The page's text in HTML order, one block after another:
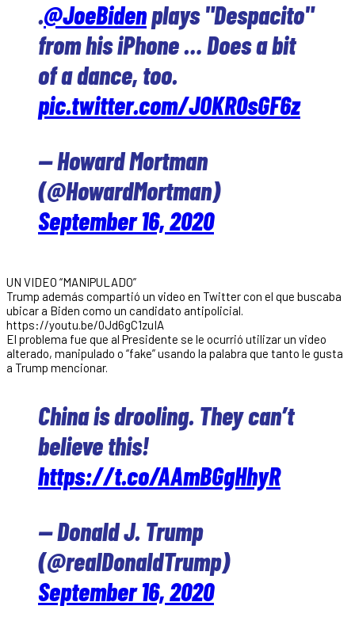
.@JoeBidenplays "Despacito"
from his iPhone … Does a bit
of a dance, too.
pic.twitter.com/JOKR0sGF6z
— Howard Mortman
(@HowardMortman)
September 16, 2020
UN VIDEO “MANIPULADO”
Trump además compartió un video en Twitter con el que buscaba
ubicar a Biden como un candidato antipolicial.
https://youtu.be/0Jd6gC1zuIA
El problema fue que al Presidente se le ocurrió utilizar un video
alterado, manipulado o “fake” usando la palabra que tanto le gusta
a Trump mencionar.
China is drooling. They can’t
believe this!
https://t.co/AAmBGgHhyR
— Donald J. Trump
(@realDonaldTrump)
September 16, 2020